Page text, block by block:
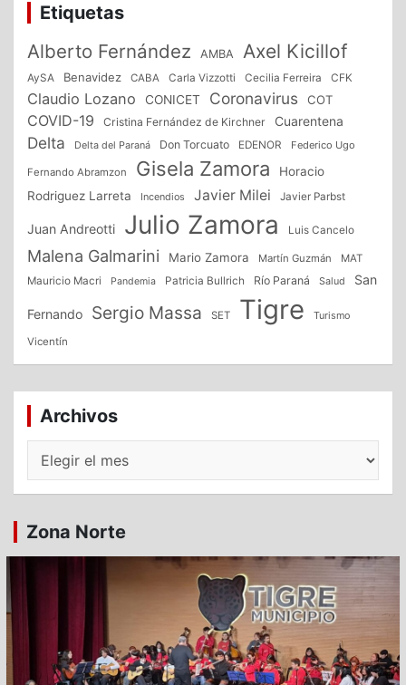
Etiquetas
Alberto Fernández AMBA Axel Kicillof
AySA Benavidez CABA Carla Vizzotti Cecilia Ferreira CFK
Claudio Lozano CONICET Coronavirus COT
COVID-19 Cristina Fernández de Kirchner Cuarentena
Delta Delta del Paraná Don Torcuato EDENOR Federico Ugo
Fernando Abramzon Gisela Zamora
Horacio
Rodriguez Larreta
Incendios Javier Milei Javier Parbst
Juan Andreotti Julio Zamora Luis Cancelo
Malena Galmarini Mario Zamora Martín Guzmán
MAT
Mauricio Macri
Pandemia Patricia Bullrich Río Paraná Salud San
Fernando Sergio Massa SET Tigre Turismo
Vicentín
Archivos
Archivos
Zona Norte